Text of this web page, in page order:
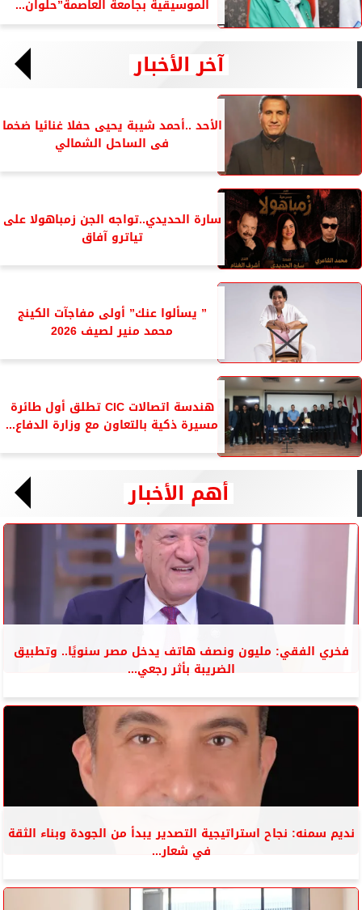
الموسيقية بجامعة العاصمة”حلوان...
آخر الأخبار
الأحد ..أحمد شيبة يحيى حفلا غنائيا ضخما
فى الساحل الشمالي
سارة الحديدي..تواجه الجن زمباهولا على
تياترو آفاق
” يسألوا عنك” أولى مفاجآت الكينج
محمد منير لصيف 2026
هندسة اتصالات CIC تطلق أول طائرة
مسيرة ذكية بالتعاون مع وزارة الدفاع...
أهم الأخبار
فخري الفقي: مليون ونصف هاتف يدخل مصر سنويًا.. وتطبيق
الضريبة بأثر رجعي...
نديم سمنه: نجاح استراتيجية التصدير يبدأ من الجودة وبناء الثقة
في شعار...